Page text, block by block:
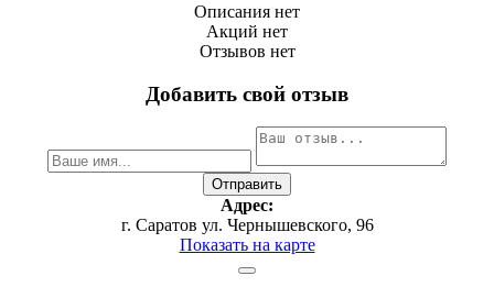
Описания нет
Акций нет
Отзывов нет
Добавить свой отзыв
Адрес:
г. Саратов ул. Чернышевского, 96
Показать на карте